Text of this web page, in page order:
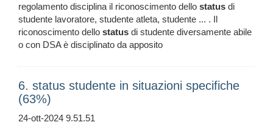
regolamento disciplina il riconoscimento dello status di
studente lavoratore, studente atleta, studente ... . Il
riconoscimento dello status di studente diversamente abile
o con DSA è disciplinato da apposito
6. status studente in situazioni specifiche
(63%)
24-ott-2024 9.51.51